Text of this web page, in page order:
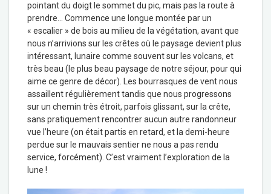
pointant du doigt le sommet du pic, mais pas la route à
prendre… Commence une longue montée par un
« escalier » de bois au milieu de la végétation, avant que
nous n’arrivions sur les crêtes où le paysage devient plus
intéressant, lunaire comme souvent sur les volcans, et
très beau (le plus beau paysage de notre séjour, pour qui
aime ce genre de décor). Les bourrasques de vent nous
assaillent régulièrement tandis que nous progressons
sur un chemin très étroit, parfois glissant, sur la crête,
sans pratiquement rencontrer aucun autre randonneur
vue l’heure (on était partis en retard, et la demi-heure
perdue sur le mauvais sentier ne nous a pas rendu
service, forcément). C’est vraiment l’exploration de la
lune !